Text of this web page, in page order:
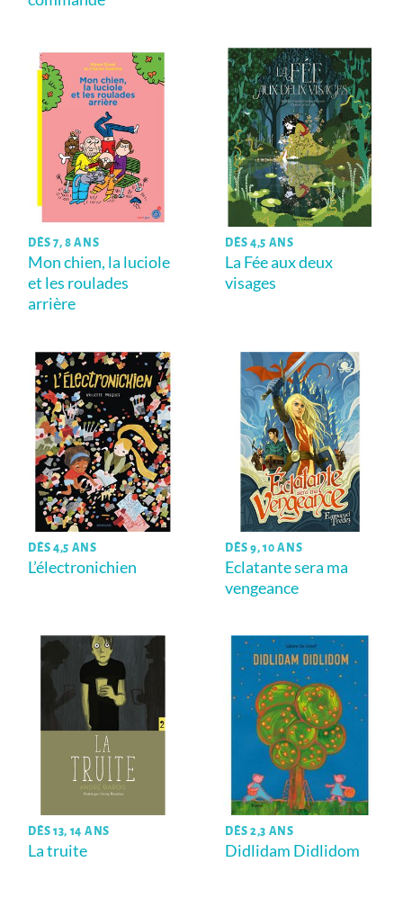
DÈS 7, 8 ANS
Mon chien, la luciole
et les roulades
arrière
DÈS 4,5 ANS
La Fée aux deux
visages
DÈS 4,5 ANS
L’électronichien
DÈS 9, 10 ANS
Eclatante sera ma
vengeance
DÈS 13, 14 ANS
La truite
DÈS 2,3 ANS
Didlidam Didlidom